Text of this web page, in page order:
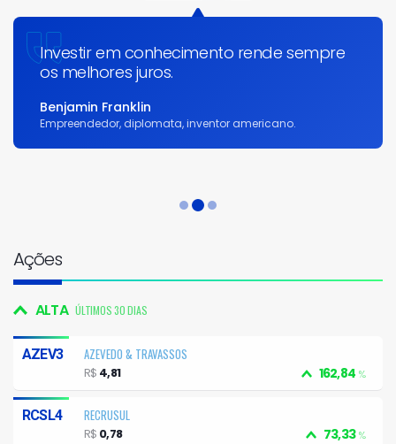
Investir em conhecimento rende sempre
os melhores juros.
Benjamin Franklin
Empreendedor, diplomata, inventor americano.
Ações
ALTA ÚLTIMOS 30 DIAS
AZEV3
AZEVEDO & TRAVASSOS
162,84 %
R$ 4,81
RCSL4
RECRUSUL
73,33%
R$ 0,78